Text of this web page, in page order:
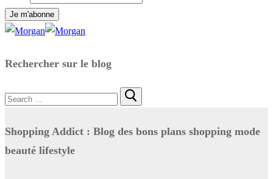
Rechercher sur le blog
Rechercher
Shopping Addict : Blog des bons plans shopping mode
beauté lifestyle